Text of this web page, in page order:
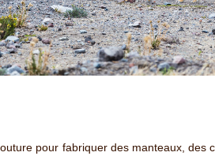
pour fabriquer des manteaux, des